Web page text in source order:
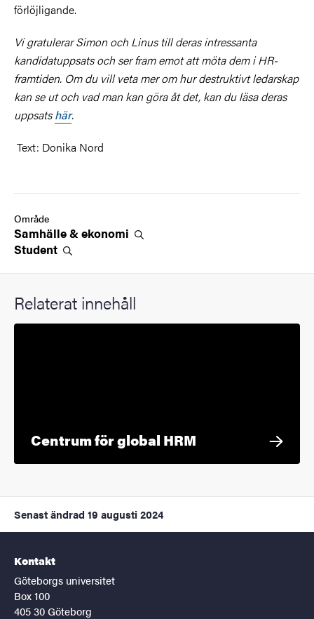
förlöjligande.
Vi gratulerar Simon och Linus till deras intressanta
kandidatuppsats och ser fram emot att möta dem i HR-
framtiden. Om du vill veta mer om hur destruktivt ledarskap
kan se ut och vad man kan göra åt det, kan du läsa deras
uppsatshär.
Text: Donika Nord
Område
Samhälle &ekonomi
Student
Relaterat innehåll
Centrum för global HRM
Senast ändrad 19 augusti 2024
Kontakt
Göteborgs universitet
Box 100
405 30 Göteborg